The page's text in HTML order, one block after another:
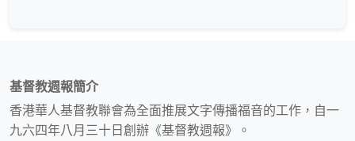
基督教週報簡介
香港華人基督教聯會為全面推展文字傳播福音的工作，自一
九六四年八月三十日創辦《基督教週報》。